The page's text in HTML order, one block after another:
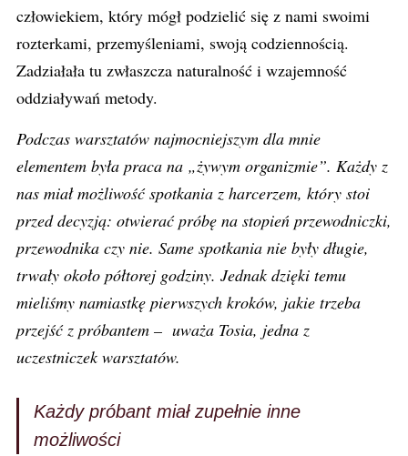
człowiekiem, który mógł podzielić się z nami swoimi
rozterkami, przemyśleniami, swoją codziennością.
Zadziałała tu zwłaszcza naturalność i wzajemność
oddziaływań metody.
Podczas warsztatów najmocniejszym dla mnie
elementem była praca na „żywym organizmie”. Każdy z
nas miał możliwość spotkania z harcerzem, który stoi
przed decyzją: otwierać próbę na stopień przewodniczki,
przewodnika czy nie. Same spotkania nie były długie,
trwały około półtorej godziny. Jednak dzięki temu
mieliśmy namiastkę pierwszych kroków, jakie trzeba
przejść z próbantem – uważa Tosia, jedna z
uczestniczek warsztatów.
Każdy próbant miał zupełnie inne
możliwości